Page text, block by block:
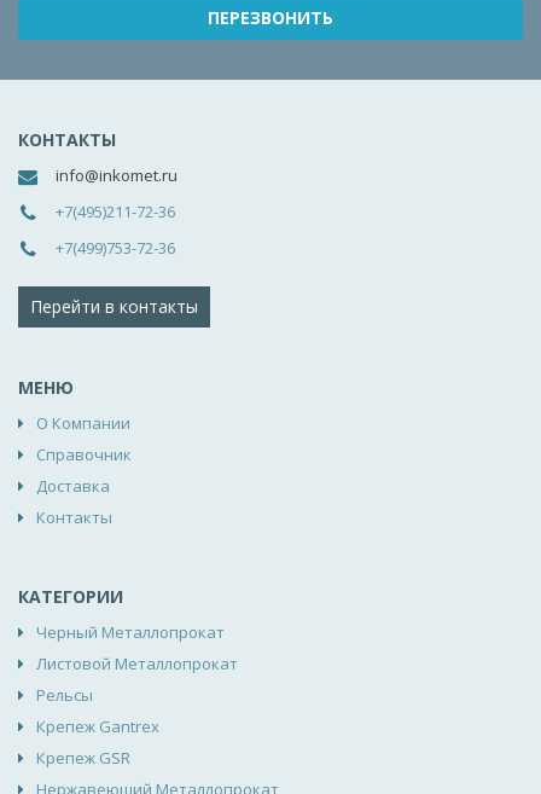
КОНТАКТЫ
info@inkomet.ru
+7(495)211-72-36
+7(499)753-72-36
Перейти в контакты
МЕНЮ
О Компании
Справочник
Доставка
Контакты
КАТЕГОРИИ
Черный Металлопрокат
Листовой Металлопрокат
Рельсы
Крепеж Gantrex
Крепеж GSR
Нержавеющий Металлопрокат